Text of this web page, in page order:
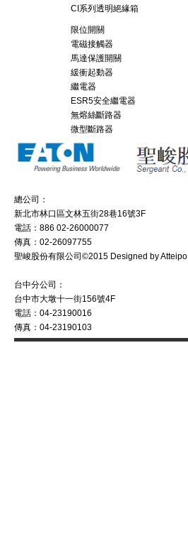
CI系列透明絕緣箱
限位開關
電磁接觸器
馬達保護開關
緩衝起動器
繼電器
ESR5安全繼電器
無熔絲斷路器
微型斷路器
總公司：
新北市林口區文林五街28巷16號3F
電話：886 02-26000077
傳真：02-26097755
聖峻股份有限公司©2015 Designed by Atteipo
台中分公司：
台中市大墩十一街156號4F
電話：04-23190016
傳真：04-23190103